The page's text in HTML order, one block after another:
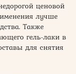
ценовой
лучше
Также
гель-лаки в
для снятия